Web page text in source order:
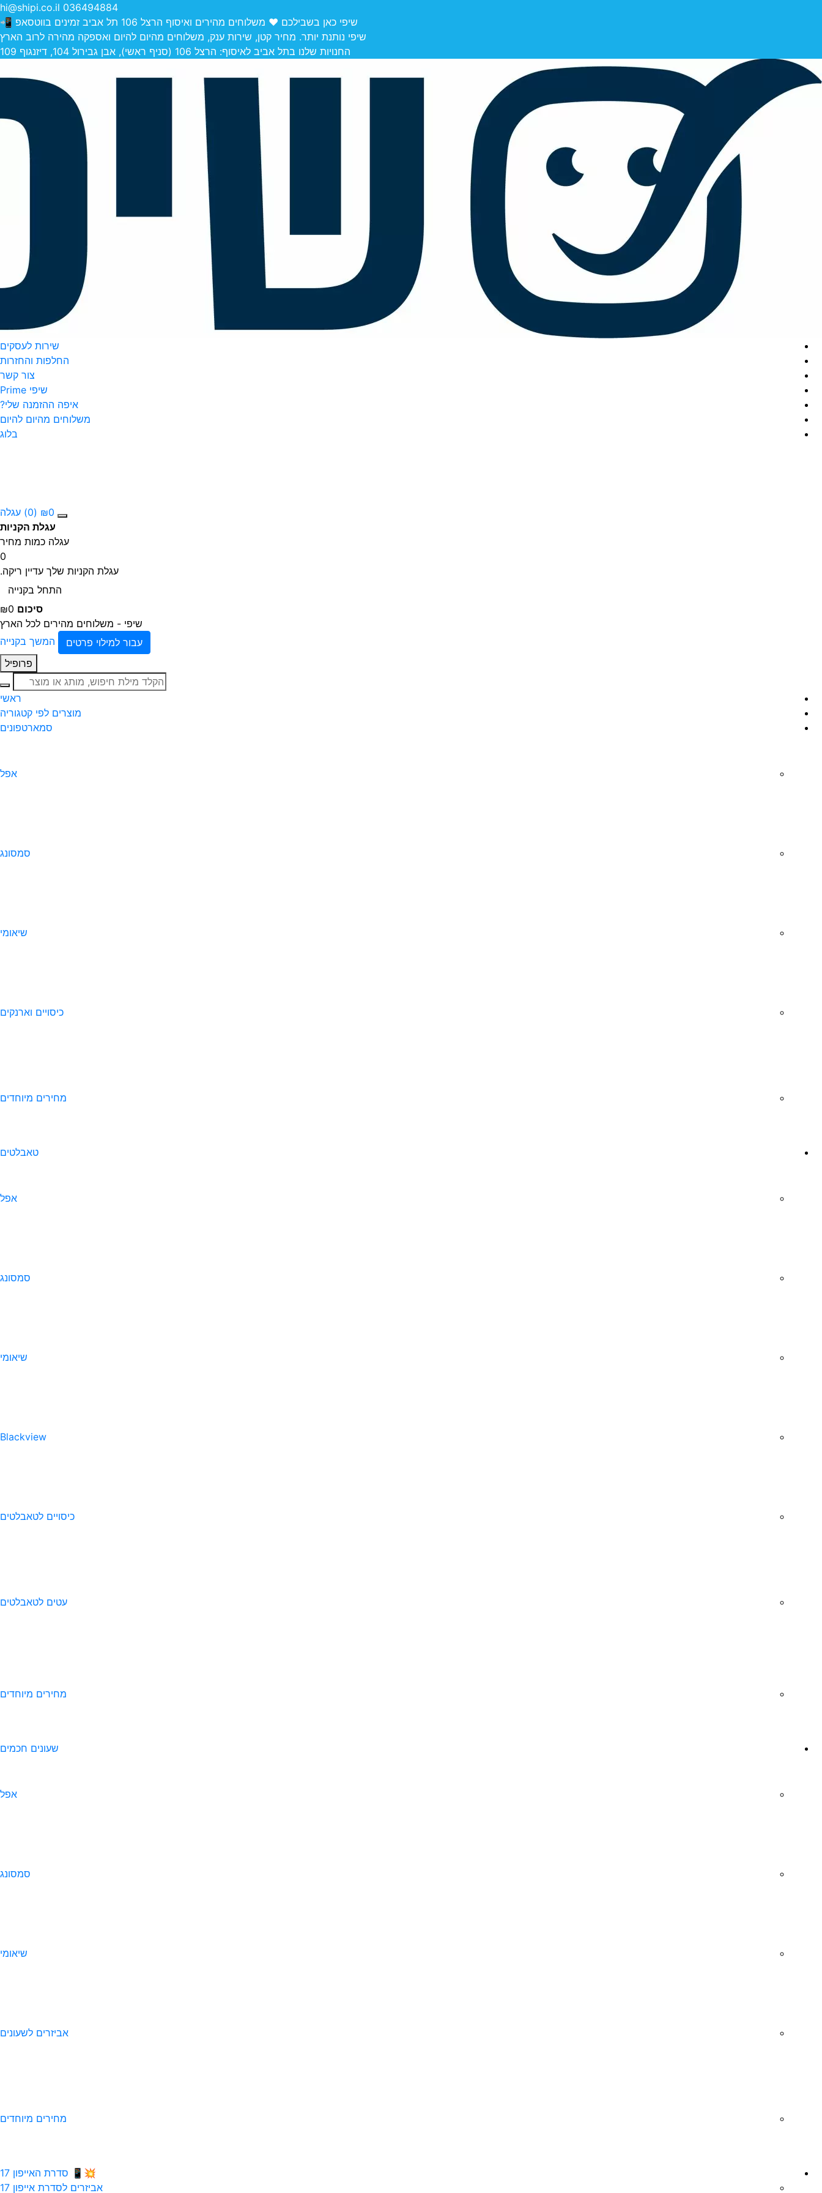
036494884
hi@shipi.co.il
שיפי כאן בשבילכם ❤️ משלוחים מהירים ואיסוף הרצל 106 תל אביב זמינים בווטסאפ 📲
שיפי נותנת יותר. מחיר קטן, שירות ענק, משלוחים מהיום להיום ואספקה מהירה לרוב הארץ
החנויות שלנו בתל אביב לאיסוף: הרצל 106 (סניף ראשי), אבן גבירול 104, דיזנגוף 109
שירות לעסקים
החלפות והחזרות
צור קשר
שיפי Prime
איפה ההזמנה שלי?
משלוחים מהיום להיום
בלוג
₪0
(0)
עגלה
עגלת הקניות
עגלה כמות מחיר
0
עגלת הקניות שלך עדיין ריקה.
התחל בקנייה
סיכום ₪0
שיפי - משלוחים מהירים לכל הארץ
עבור למילוי פרטים
המשך בקנייה
פרופיל
חיפוש
ראשי
מוצרים לפי קטגוריה
סמארטפונים
אפל
סמסונג
שיאומי
כיסויים וארנקים
מחירים מיוחדים
טאבלטים
אפל
סמסונג
שיאומי
Blackview
כיסויים לטאבלטים
עטים לטאבלטים
מחירים מיוחדים
שעונים חכמים
אפל
סמסונג
שיאומי
אביזרים לשעונים
מחירים מיוחדים
💥📱 סדרת האייפון 17
אביזרים לסדרת אייפון 17